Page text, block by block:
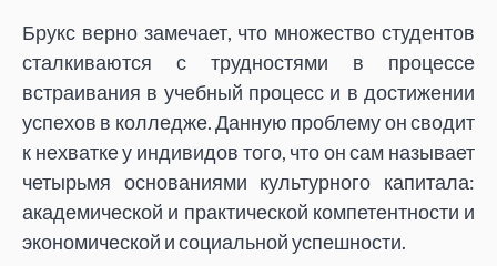
Брукс верно замечает, что множество студентов
сталкиваются с трудностями в процессе
встраивания в учебный процесс и в достижении
успехов в колледже. Данную проблему он сводит
к нехватке у индивидов того, что он сам называет
четырьмя основаниями культурного капитала:
академической и практической компетентности и
экономической и социальной успешности.